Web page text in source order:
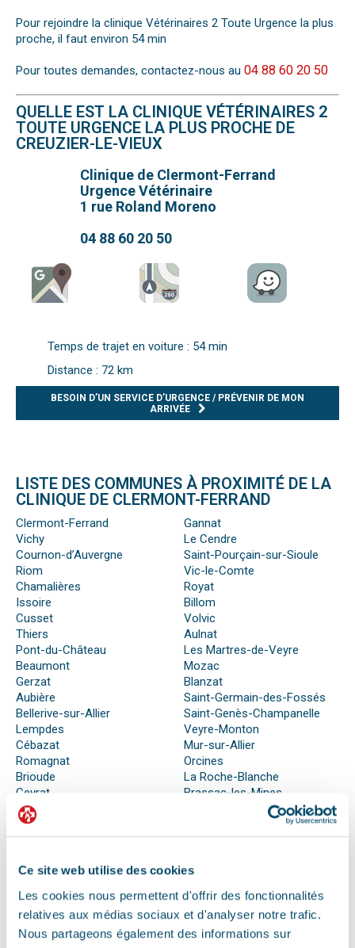
Ce site web utilise des cookies
Les cookies nous permettent d'offrir des fonctionnalités
relatives aux médias sociaux et d'analyser notre trafic.
Nous partageons également des informations sur
Pour rejoindre la clinique Vétérinaires 2 Toute Urgence la plus
proche, il faut environ 54 min
Pour toutes demandes, contactez-nous au 04 88 60 20 50
QUELLE EST LA CLINIQUE VÉTÉRINAIRES 2
TOUTE URGENCE LA PLUS PROCHE DE
CREUZIER-LE-VIEUX
Clinique de Clermont-Ferrand
Urgence Vétérinaire
1 rue Roland Moreno
04 88 60 20 50
Temps de trajet en voiture : 54 min
Distance : 72 km
BESOIN D’UN SERVICE D’URGENCE / PRÉVENIR DE MON
ARRIVÉE
LISTE DES COMMUNES À PROXIMITÉ DE LA
CLINIQUE DE CLERMONT-FERRAND
Clermont-Ferrand
Vichy
Cournon-d’Auvergne
Riom
Chamalières
Issoire
Cusset
Thiers
Pont-du-Château
Beaumont
Gerzat
Aubière
Bellerive-sur-Allier
Lempdes
Cébazat
Romagnat
Brioude
Ceyrat
Châtel-Guyon
Lezoux
Gannat
Le Cendre
Saint-Pourçain-sur-Sioule
Vic-le-Comte
Royat
Billom
Volvic
Aulnat
Les Martres-de-Veyre
Mozac
Blanzat
Saint-Germain-des-Fossés
Saint-Genès-Champanelle
Veyre-Monton
Mur-sur-Allier
Orcines
La Roche-Blanche
Brassac-les-Mines
Creuzier-le-Vieux
QUE FAIRE EN CAS D’URGENCE ?
Face à son animal souffrant, nous sommes nombreux à
perdre nos moyens. En effet, s’il n’est pas possible de se